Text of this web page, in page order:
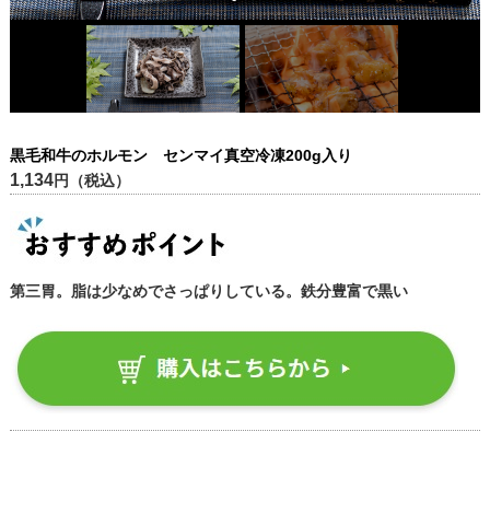
黒毛和牛のホルモン センマイ真空冷凍200g入り
1,134円（税込）
第三胃。脂は少なめでさっぱりしている。鉄分豊富で黒い